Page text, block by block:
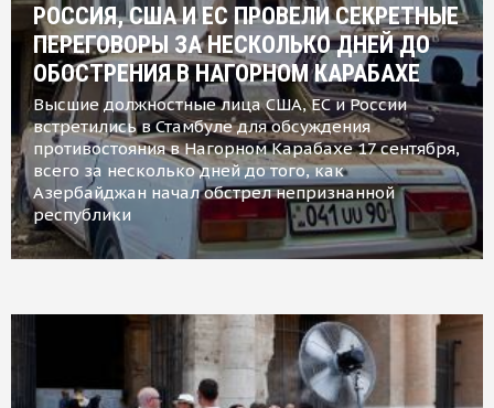
РОССИЯ, США И ЕС ПРОВЕЛИ СЕКРЕТНЫЕ
ПЕРЕГОВОРЫ ЗА НЕСКОЛЬКО ДНЕЙ ДО
ОБОСТРЕНИЯ В НАГОРНОМ КАРАБАХЕ
Высшие должностные лица США, ЕС и России
встретились в Стамбуле для обсуждения
противостояния в Нагорном Карабахе 17 сентября,
всего за несколько дней до того, как
Азербайджан начал обстрел непризнанной
республики